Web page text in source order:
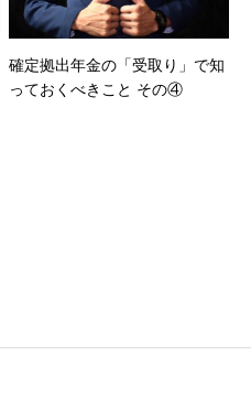
確定拠出年金の「受取り」で知
っておくべきこと その④